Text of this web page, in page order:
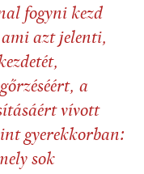
fogyni kezd
ami azt jelenti,
a
vívott
gyerekkorban:
sok